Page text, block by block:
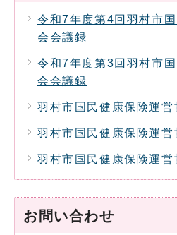
令和7年度第4回羽村市
会会議録
令和7年度第3回羽村市
会会議録
羽村市国民健康保険運営
羽村市国民健康保険運営
羽村市国民健康保険運営
お問い合わせ